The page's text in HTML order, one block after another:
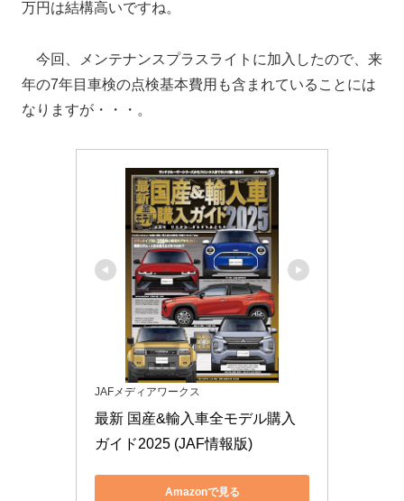
万円は結構高いですね。
今回、メンテナンスプラスライトに加入したので、来
年の7年目車検の点検基本費用も含まれていることには
なりますが・・・。
JAFメディアワークス
最新 国産&輸入車全モデル購入
ガイド2025 (JAF情報版)
Amazonで見る